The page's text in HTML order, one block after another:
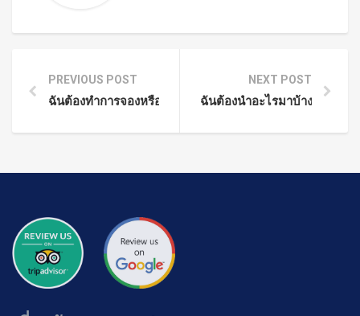
PREVIOUS POST
ฉันต้องทำการจองหรือฉันสามารถแสดงได้เลย?
NEXT POST
ฉันต้องนำอะไรมาบ้าง?